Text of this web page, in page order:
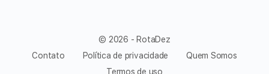
© 2026 - RotaDez
Contato
Política de privacidade
Quem Somos
Termos de uso